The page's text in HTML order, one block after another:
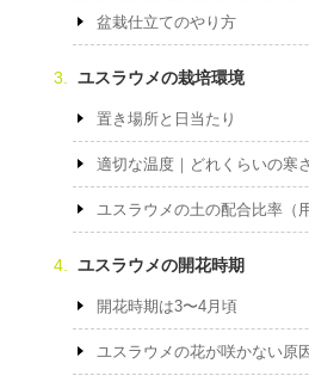
盆栽仕立てのやり方
ユスラウメの栽培環境
置き場所と日当たり
適切な温度｜どれくらいの寒
ユスラウメの土の配合比率（用
ユスラウメの開花時期
開花時期は3〜4月頃
ユスラウメの花が咲かない原